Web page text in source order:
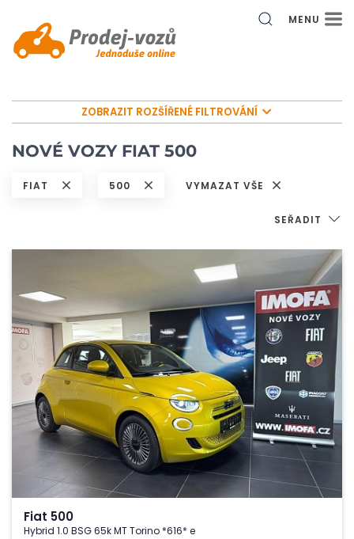
MENU
ZOBRAZIT ROZŠÍŘENÉ FILTROVÁNÍ
NOVÉ VOZY FIAT 500
FIAT 500 VYMAZAT VŠE
SEŘADIT
Fiat 500
Hybrid 1.0 BSG 65k MT Torino *616* e